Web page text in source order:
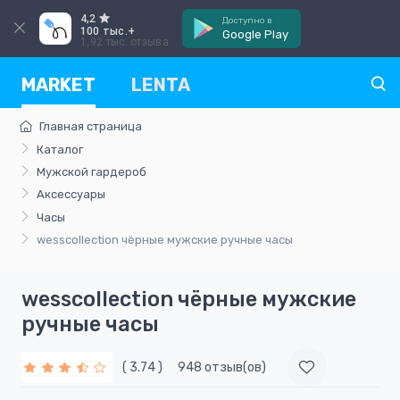
4,2
100 тыс.+
1,92 тыс. отзыва
Доступно в
Google Play
MARKET LENTA
Главная страница
Каталог
Мужской гардероб
Аксессуары
Часы
wesscollection чёрные мужские ручные часы
wesscollection чёрные мужские
ручные часы
( 3.74 ) 948 отзыв(ов)